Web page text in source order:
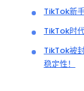
TikTok新
TikTok时
TikTok被
稳定性！